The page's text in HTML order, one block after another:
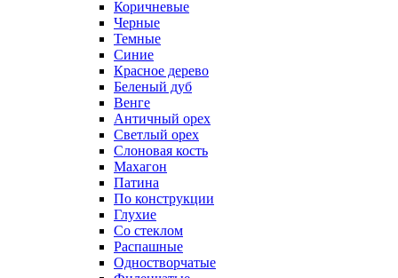
Коричневые
Черные
Темные
Синие
Красное дерево
Беленый дуб
Венге
Античный орех
Светлый орех
Слоновая кость
Махагон
Патина
По конструкции
Глухие
Со стеклом
Распашные
Одностворчатые